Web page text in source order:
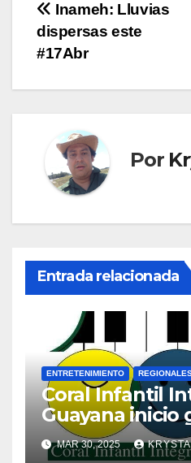
Navegación
de
entradas
Inameh: Lluvias
dispersas este
#17Abr
Por
Entrada relacionada
ENTRETENIMIENTO
Coral Infantil
Guayana inicio
MAR 30, 2025